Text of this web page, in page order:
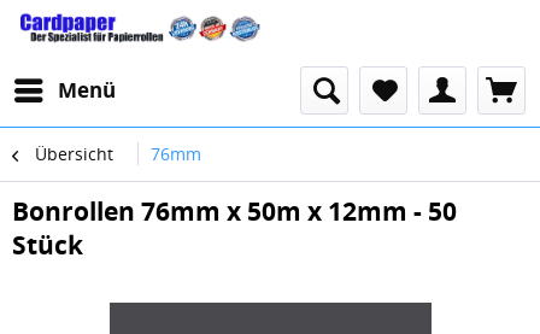
Menü
Übersicht 76mm
Bonrollen 76mm x 50m x 12mm - 50
Stück